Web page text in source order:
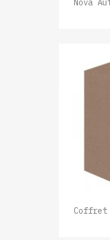
Nova
Coffret